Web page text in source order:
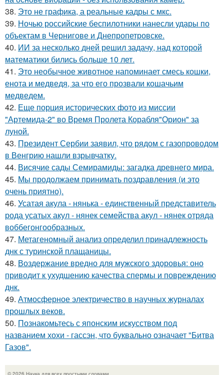
38. Это не графика, а реальные кадры с мкс.
39. Ночью российские беспилотники нанесли удары по
объектам в Чернигове и Днепропетровске.
40. ИИ за несколько дней решил задачу, над которой
математики бились больше 10 лет.
41. Это необычное животное напоминает смесь кошки,
енота и медведя, за что его прозвали кошачьим
медведем.
42. Еще порция исторических фото из миссии
"Артемида-2" во Время Пролета Корабля"Орион" за
луной.
43. Президент Сербии заявил, что рядом с газопроводом
в Венгрию нашли взрывчатку.
44. Висячие сады Семирамиды: загадка древнего мира.
45. Мы продолжаем принимать поздравления (и это
очень приятно).
46. Усатая акула - нянька - единственный представитель
рода усатых акул - нянек семейства акул - нянек отряда
воббегонгообразных.
47. Метагеномный анализ определил принадлежность
днк с туринской плащаницы.
48. Воздержание вредно для мужского здоровья: оно
приводит к ухудшению качества спермы и повреждению
днк.
49. Атмосферное электричество в научных журналах
прошлых веков.
50. Познакомьтесь с японским искусством под
названием хохи - гассэн, что буквально означает "Битва
Газов".
© 2026 Наука для всех простыми словами